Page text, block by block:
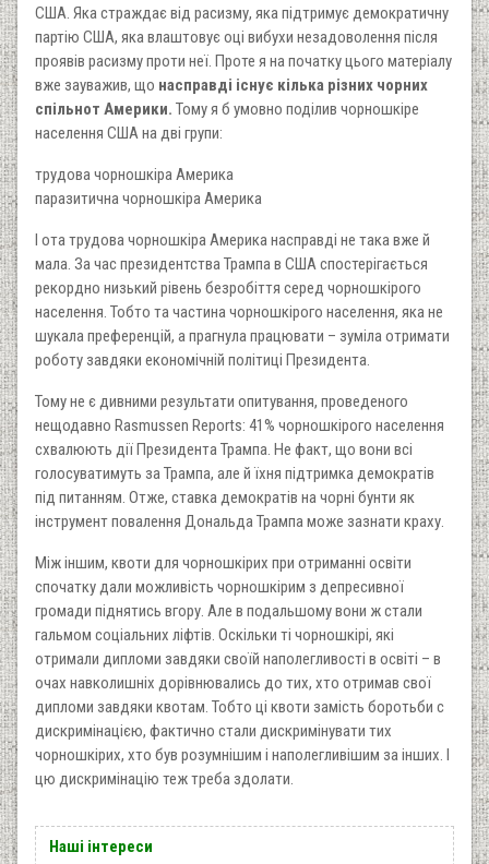
США. Яка страждає від расизму, яка підтримує демократичну
партію США, яка влаштовує оці вибухи незадоволення після
проявів расизму проти неї. Проте я на початку цього матеріалу
вже зауважив, що насправді існує кілька різних чорних
спільнот Америки. Тому я б умовно поділив чорношкіре
населення США на дві групи:
трудова чорношкіра Америка
паразитична чорношкіра Америка
І ота трудова чорношкіра Америка насправді не така вже й
мала. За час президентства Трампа в США спостерігається
рекордно низький рівень безробіття серед чорношкірого
населення. Тобто та частина чорношкірого населення, яка не
шукала преференцій, а прагнула працювати – зуміла отримати
роботу завдяки економічній політиці Президента.
Тому не є дивними результати опитування, проведеного
нещодавно Rasmussen Reports: 41% чорношкірого населення
схвалюють дії Президента Трампа. Не факт, що вони всі
голосуватимуть за Трампа, але й їхня підтримка демократів
під питанням. Отже, ставка демократів на чорні бунти як
інструмент повалення Дональда Трампа може зазнати краху.
Між іншим, квоти для чорношкірих при отриманні освіти
спочатку дали можливість чорношкірим з депресивної
громади піднятись вгору. Але в подальшому вони ж стали
гальмом соціальних ліфтів. Оскільки ті чорношкірі, які
отримали дипломи завдяки своїй наполегливості в освіті – в
очах навколишніх дорівнювались до тих, хто отримав свої
дипломи завдяки квотам. Тобто ці квоти замість боротьби с
дискримінацією, фактично стали дискримінувати тих
чорношкірих, хто був розумнішим і наполегливішим за інших. І
цю дискримінацію теж треба здолати.
Наші інтереси